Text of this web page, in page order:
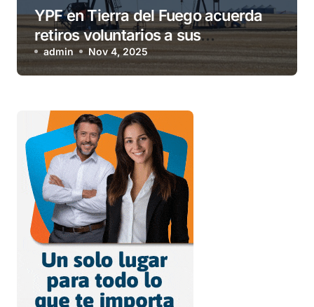
YPF en Tierra del Fuego acuerda
retiros voluntarios a sus
contratistas
admin Nov 4, 2025